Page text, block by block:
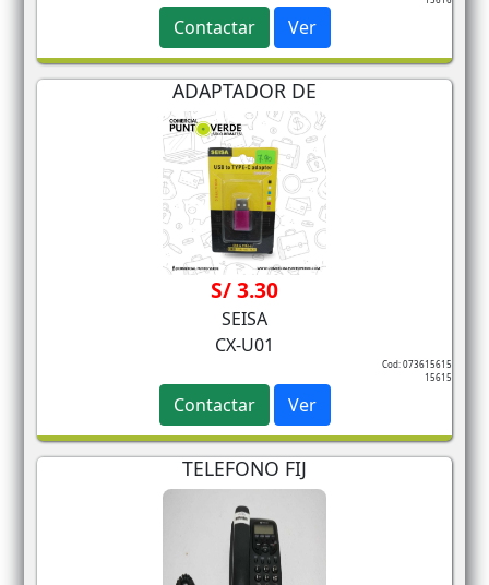
Contactar Ver
ADAPTADOR DE
S/ 3.30
SEISA
CX-U01
Cod: 073615615
15615
Contactar Ver
TELEFONO FIJ